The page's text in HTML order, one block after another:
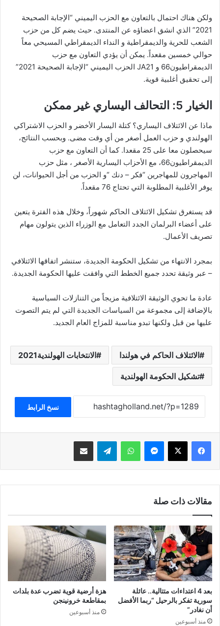
ولكن هناك احتمال بالتعاون مع الحزب اليميني “الإجابة الصحيحة
2021” الذي انشق اعضاؤه عن المنتدى. حيث يضم كل من حزب
الشعب للحرية والديمقراطية و النداء الديمقراطي المسيحي معاً
حوالي خمسين مقعداً. يمكن أن يؤدي التعاون مع حزب
الديمقراطيون66 و JA21 الحزب اليميني “الإجابة الصحيحة 2021”
إلى تحقيق أغلبية قوية.
الخيار 5: التحالف اليساري غير ممكن
ماذا عن الائتلاف اليساري؟ كتلة اليسار الأخضر و الحزب الاشتراكي
الهولندي و حزب العمل أصغر من أي وقت مضى. وبحسب النتائج،
سيحصلون معا على 25 مقعدا. كما أن التعاون مع حزب
الديمقراطيون66، مع الأحزاب اليسارية الأصغر ، مثل حزب
المهاجرون للمهاجرين “فكر – دنك “و الحزب من أجل الحيوانات، لن
يوفر الأغلبية المطلوبة التي تحتاج 76 مقعداً.
قد يستغرق تشكيل الائتلاف الحاكم شهوراً، وخلال هذه الفترة يتعين
على أعضاء البرلمان الجدد التعامل مع الوزراء الذين يتولون مهام
تصريف الأعمال.
بمجرد الانتهاء من تشكيل الحكومة الجديدة، ستنشر اتفاقها الائتلافي
– عبر وثيقة تحدد جميع الخطط التي وافقت عليها الحكومة الجديدة.
عادة ما تحوي الوثيقة الائتلافية مزيجاً من التنازلات السياسية
بالإضافة إلى مجموعة من السياسات الجديدة التي لم يتم التصوت
عليها من قبل ولكنها تبدو مناسبة للمزاج العام الجديد.
ﺍﻻﺋﺘﻼف الحاكم في هولندا الانتخابات الهولندية2021
تشكيل الحكومة الهولندية
نسخ الرابط
فيسبوك ‫X ماسنجر واتساب تيلقرام مشاركة عبر البريد
مقالات ذات صلة
بعد 4 اعتداءات متتالية.. عائلة
سورية تفكر بالرحيل “ربما الأفضل
أن نغادر”
منذ أسبوعين
هزة أرضية قوية تضرب عدة بلدات
بمقاطعة خرونينجن
منذ أسبوعين